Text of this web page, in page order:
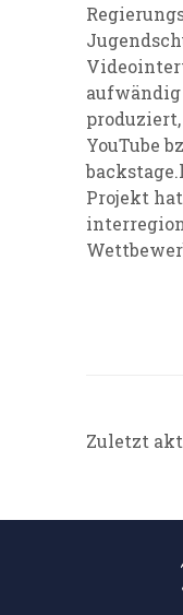
YouTube
Projekt hat
Zuletzt